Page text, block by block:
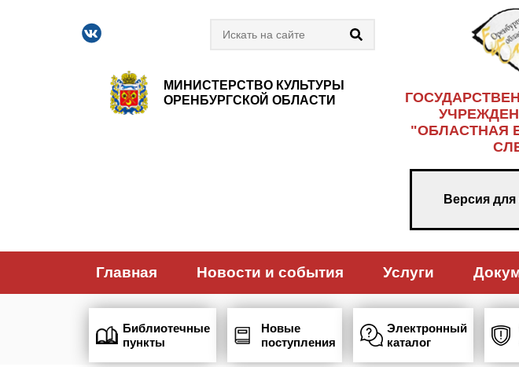
МИНИСТЕРСТВО КУЛЬТУРЫ
ОРЕНБУРГСКОЙ ОБЛАСТИ
"ОБЛАСТНАЯ
Версия
Главная Новости и события Услуги
Библиотечные
пункты
Новые
поступления
Электронный
каталог